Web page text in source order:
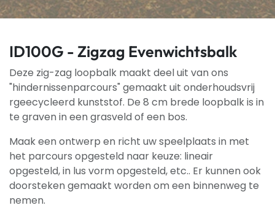
ID100G - Zigzag Evenwichtsbalk
Deze zig-zag loopbalk maakt deel uit van ons
"hindernissenparcours" gemaakt uit onderhoudsvrij
rgeecycleerd kunststof. De 8 cm brede loopbalk is in
te graven in een grasveld of een bos.
Maak een ontwerp en richt uw speelplaats in met
het parcours opgesteld naar keuze: lineair
opgesteld, in lus vorm opgesteld, etc.. Er kunnen ook
doorsteken gemaakt worden om een binnenweg te
nemen.